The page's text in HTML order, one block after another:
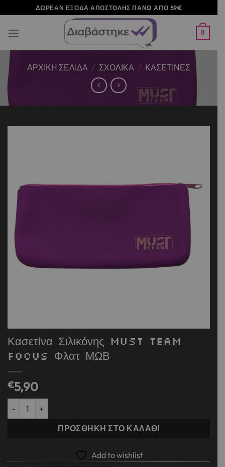
στο
περιεχόμενο
ΔΩΡΕΑΝ ΕΞΟΔΑ ΑΠΟΣΤΟΛΗΣ ΠΑΝΩ ΑΠΟ 59€
0
ΑΡΧΙΚΉ ΣΕΛΊΔΑ / ΣΧΟΛΙΚΑ / ΚΑΣΕΤΙΝΕΣ
Κασετίνα Σιλικόνης Must Team
Focus Φλατ ΜΩΒ
€5,90
Κασετίνα Σιλικόνης Must Team Focus Φλατ ΜΩΒ ποσότητα
ΠΡΟΣΘΉΚΗ ΣΤΟ ΚΑΛΆΘΙ
Add to wishlist